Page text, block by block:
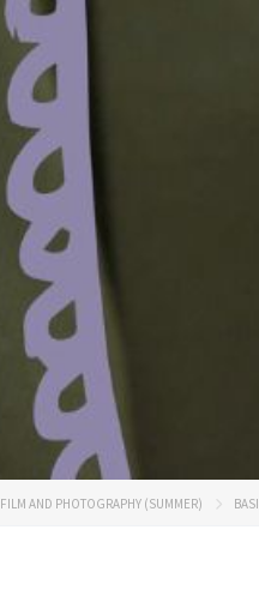
FILM AND PHOTOGRAPHY (SUMMER)